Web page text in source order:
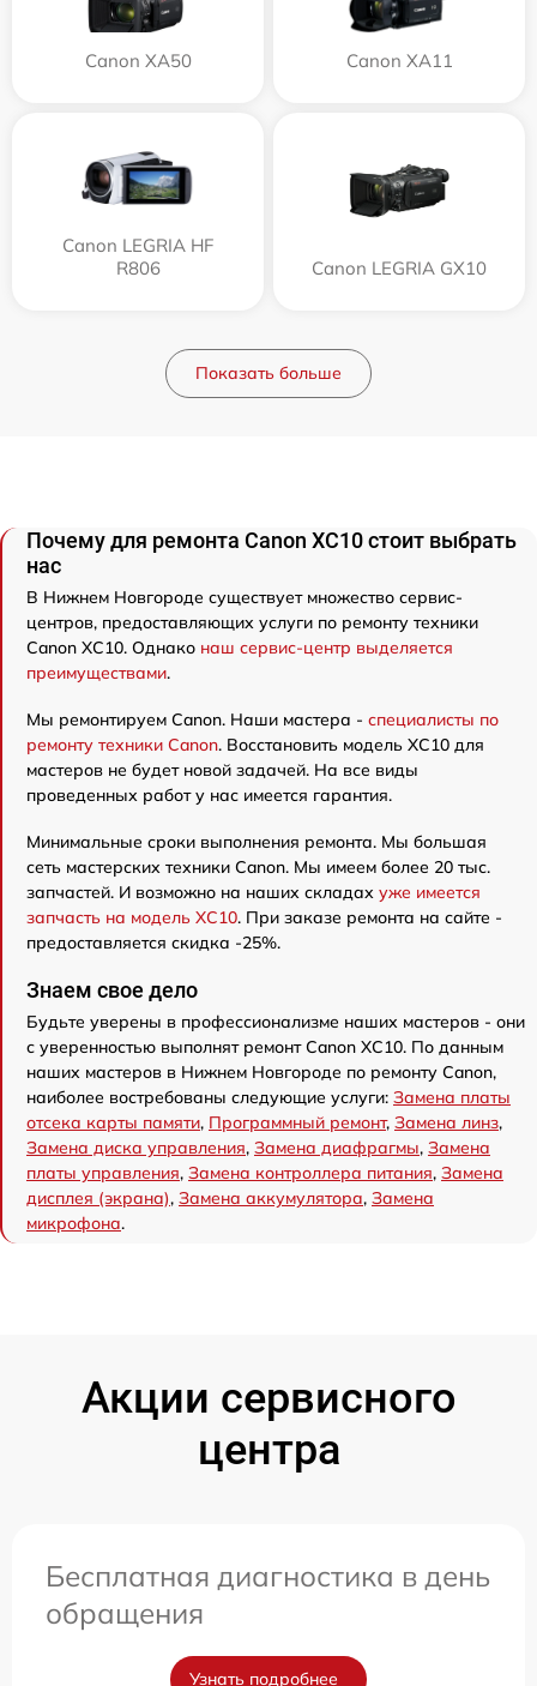
Canon XA50 Canon XA11
Canon LEGRIA HF
R806
Canon LEGRIA GX10
Показать больше
Почему для ремонта Canon XC10 стоит выбрать
нас
В Нижнем Новгороде существует множество сервис-
центров, предоставляющих услуги по ремонту техники
Canon XC10. Однако наш сервис-центр выделяется
преимуществами.
Мы ремонтируем Canon. Наши мастера - специалисты по
ремонту техники Canon. Восстановить модель XC10 для
мастеров не будет новой задачей. На все виды
проведенных работ у нас имеется гарантия.
Минимальные сроки выполнения ремонта. Мы большая
сеть мастерских техники Canon. Мы имеем более 20 тыс.
запчастей. И возможно на наших складах уже имеется
запчасть на модель XC10. При заказе ремонта на сайте -
предоставляется скидка -25%.
Знаем свое дело
Будьте уверены в профессионализме наших мастеров - они
с уверенностью выполнят ремонт Canon XC10. По данным
наших мастеров в Нижнем Новгороде по ремонту Canon,
наиболее востребованы следующие услуги: Замена платы
отсека карты памяти, Программный ремонт, Замена линз,
Замена диска управления, Замена диафрагмы, Замена
платы управления, Замена контроллера питания, Замена
дисплея (экрана), Замена аккумулятора, Замена
микрофона.
Акции сервисного
центра
Бесплатная диагностика в день
обращения
Узнать подробнее